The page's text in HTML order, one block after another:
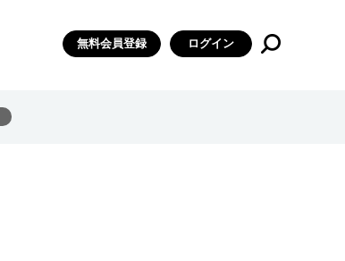
無料会員登録 ログイン